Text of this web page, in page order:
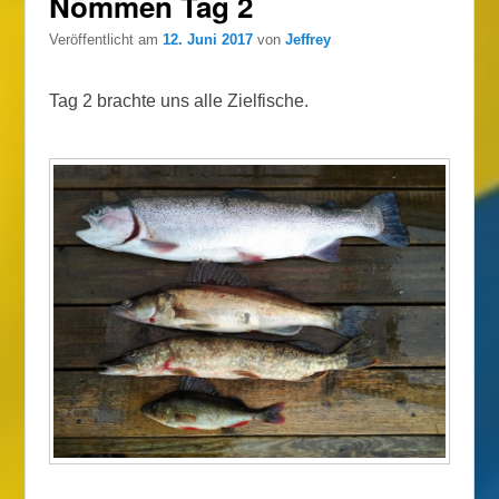
Veröffentlicht am 12. Juni 2017 von Jeffrey
Tag 2 brachte uns alle Zielfische.